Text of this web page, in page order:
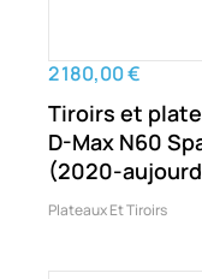
2 180,00 €
Tiroirs et
D-Max N60
(2020-
Plateaux Et Tiroirs